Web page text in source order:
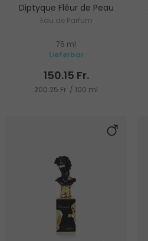
Diptyque Fléur de Peau
Eau de Parfum
75 ml
Lieferbar
150.15 Fr.
200.25 Fr. / 100 ml